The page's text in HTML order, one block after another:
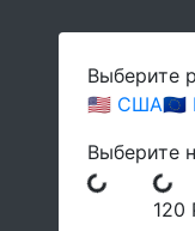
Выберите
🇺🇸 США🇪🇺
Выберите
120